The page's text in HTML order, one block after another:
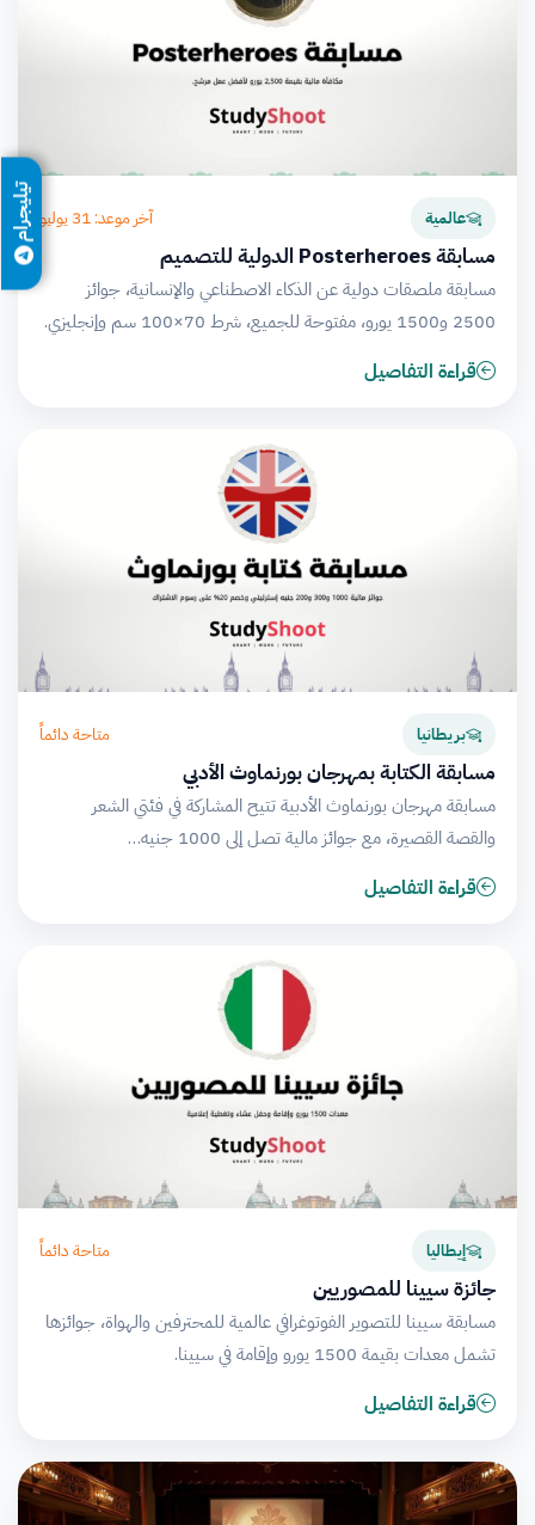
عالمية آخر موعد: 31 يوليو
مسابقة Posterheroes الدولية للتصميم
مسابقة ملصقات دولية عن الذكاء الاصطناعي والإنسانية، جوائز
2500 و1500 يورو، مفتوحة للجميع، شرط 70×100 سم وإنجليزي.
قراءة التفاصيل
بريطانيا متاحة دائماً
مسابقة الكتابة بمهرجان بورنماوث الأدبي
مسابقة مهرجان بورنماوث الأدبية تتيح المشاركة في فئتي الشعر
والقصة القصيرة، مع جوائز مالية تصل إلى 1000 جنيه…
قراءة التفاصيل
إيطاليا متاحة دائماً
جائزة سيينا للمصوريين
مسابقة سيينا للتصوير الفوتوغرافي عالمية للمحترفين والهواة، جوائزها
تشمل معدات بقيمة 1500 يورو وإقامة في سيينا.
قراءة التفاصيل
تيليجرام